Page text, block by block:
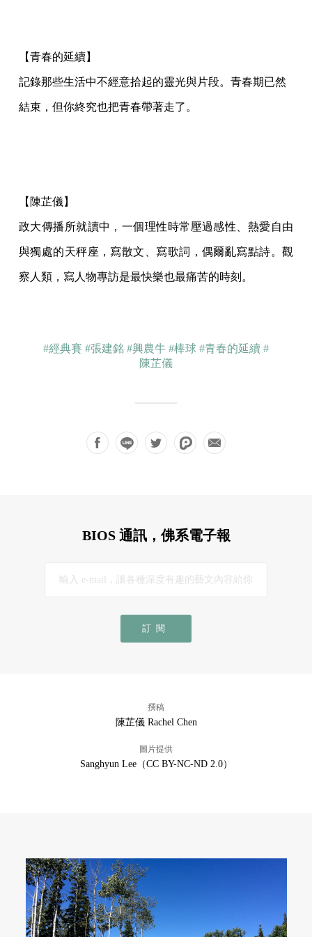
【青春的延續】
記錄那些生活中不經意拾起的靈光與片段。青春期已然
結束，但你終究也把青春帶著走了。
【陳芷儀】
政大傳播所就讀中，一個理性時常壓過感性、熱愛自由
與獨處的天秤座，寫散文、寫歌詞，偶爾亂寫點詩。觀
察人類，寫人物專訪是最快樂也最痛苦的時刻。
#經典賽 #張建銘 #興農牛 #棒球 #青春的延續 #
陳芷儀
BIOS 通訊，佛系電子報
訂閱
撰稿
陳芷儀 Rachel Chen
圖片提供
Sanghyun Lee（CC BY-NC-ND 2.0）